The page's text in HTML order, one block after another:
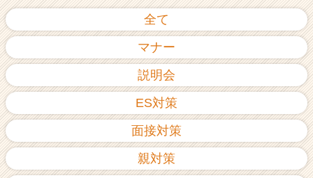
リ
（C
e
r
a
全て
マナー
説明会
ES対策
面接対策
親対策